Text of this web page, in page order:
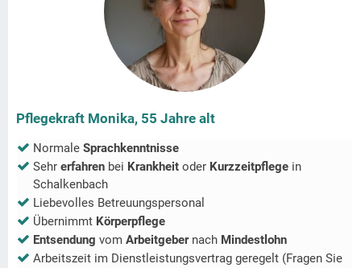
Pflegekraft Monika, 55 Jahre alt
Normale Sprachkenntnisse
Sehr erfahren bei Krankheit oder Kurzzeitpflege in
Schalkenbach
Liebevolles Betreuungspersonal
Übernimmt Körperpflege
Entsendung vom Arbeitgeber nach Mindestlohn
Arbeitszeit im Dienstleistungsvertrag geregelt (Fragen Sie